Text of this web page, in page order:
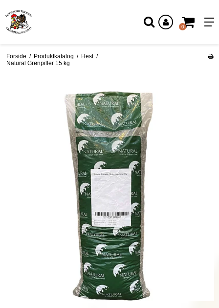
Log ind
0
Forside / Produktkatalog / Hest /
Natural Grønpiller 15 kg